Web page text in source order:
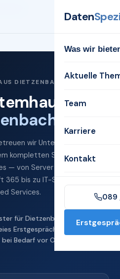
Daten
Was wir
Aktuelle
Team
Karriere
Kontakt
089
DIETZENBACH
für
wir Unternehmen in
kompletten Spektrum
— von Server und Netzwerk
bis zu IT-Sicherheit und
Services.
für Dietzenbach
Erstgespräch
Bedarf vor Ort